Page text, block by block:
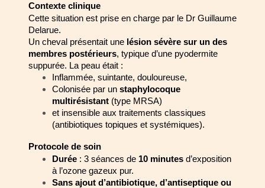
Contexte clinique
Cette situation est prise en charge par le Dr Guillaume
Delarue.
Un cheval présentait une lésion sévère sur un des
membres postérieurs, typique d’une pyodermite
suppurée. La peau était :
Inflammée, suintante, douloureuse,
Colonisée par un staphylocoque
multirésistant (type MRSA)
et insensible aux traitements classiques
(antibiotiques topiques et systémiques).
Protocole de soin
Durée : 3 séances de 10 minutes d’exposition
à l’ozone gazeux pur.
Sans ajout d’antibiotique, d’antiseptique ou